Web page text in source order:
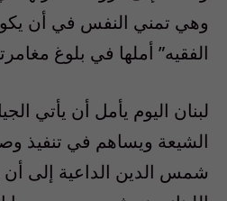
وهي تمني النفس في أن
الفقيه” أملها في بلوغ
لبنان اليوم يأمل أن يأتي
الشيعة ويساهم في تنفيذ
شمس الدين الداعية إلى أن